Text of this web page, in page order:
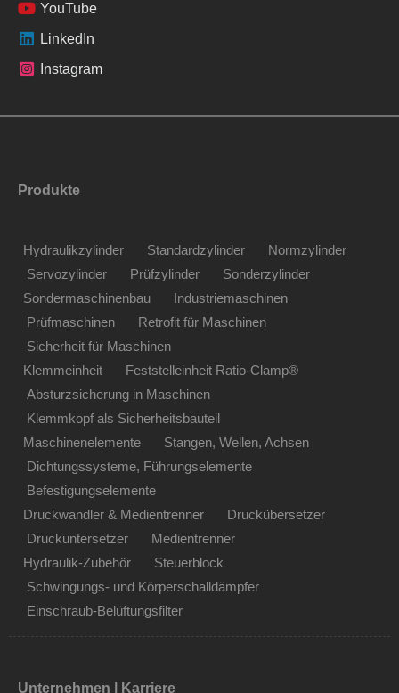
YouTube
LinkedIn
Instagram
Produkte
Hydraulikzylinder Standardzylinder
Normzylinder
Servozylinder
Prüfzylinder
Sonderzylinder
Sondermaschinenbau
Industriemaschinen
Prüfmaschinen
Retrofit für Maschinen
Sicherheit für Maschinen
Klemmeinheit
Feststelleinheit Ratio-Clamp®
Absturzsicherung in Maschinen
Klemmkopf als Sicherheitsbauteil
Maschinenelemente
Stangen, Wellen, Achsen
Dichtungssysteme, Führungselemente
Befestigungselemente
Druckwandler & Medientrenner
Druckübersetzer
Druckuntersetzer
Medientrenner
Hydraulik-Zubehör
Steuerblock
Schwingungs- und Körperschalldämpfer
Einschraub-Belüftungsfilter
Unternehmen | Karriere